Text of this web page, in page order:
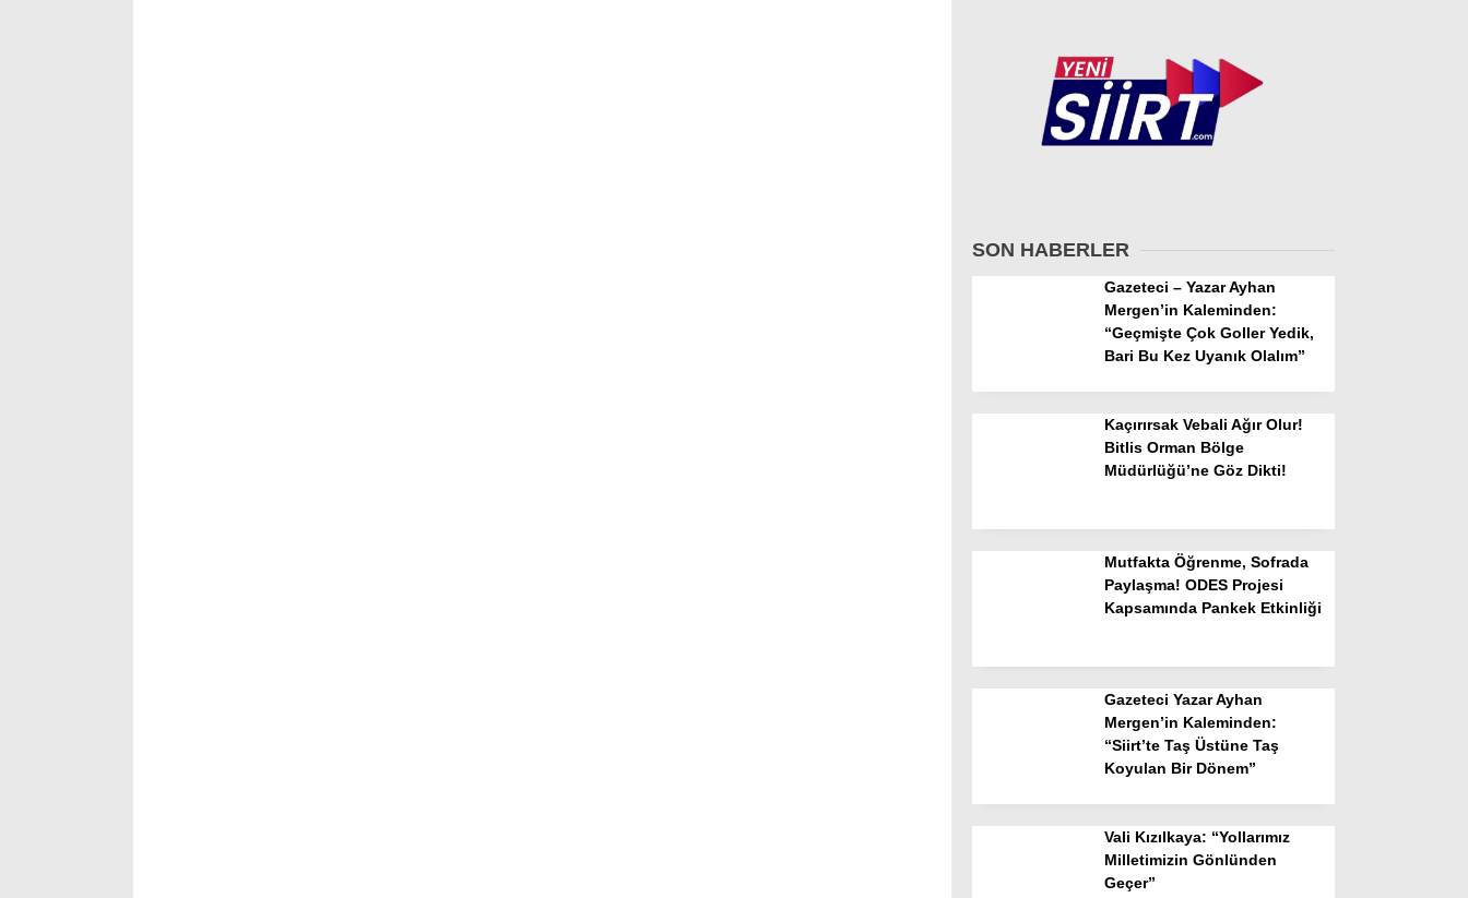
SON HABERLER
Gazeteci – Yazar Ayhan
Mergen’in Kaleminden:
“Geçmişte Çok Goller Yedik,
Bari Bu Kez Uyanık Olalım”
Kaçırırsak Vebali Ağır Olur!
Bitlis Orman Bölge
Müdürlüğü’ne Göz Dikti!
Mutfakta Öğrenme, Sofrada
Paylaşma! ODES Projesi
Kapsamında Pankek Etkinliği
Gazeteci Yazar Ayhan
Mergen’in Kaleminden:
“Siirt’te Taş Üstüne Taş
Koyulan Bir Dönem”
Vali Kızılkaya: “Yollarımız
Milletimizin Gönlünden
Geçer”